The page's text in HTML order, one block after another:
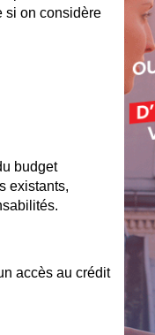
si on considère
budget
existants,
accès au crédit